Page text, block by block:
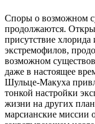
Споры о возможном
продолжаются.
присутствие хлорида
экстремофилов,
возможном
даже в настоящее
Шульце-Макуха
тонкой настройки
жизни на других
марсианские миссии